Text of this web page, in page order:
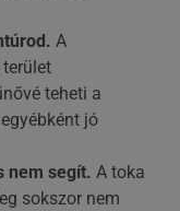
A
teheti a
jó
nem segít. A toka
sokszor nem